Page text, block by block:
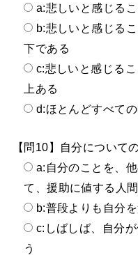
a:悲しいと感じる
b:悲しいと感じる
下である
c:悲しいと感じる
上ある
d:ほとんどすべて
【問10】自分について
a:自分のことを、
て、援助に値する人間
b:普段よりも自分
c:しばしば、自分
う